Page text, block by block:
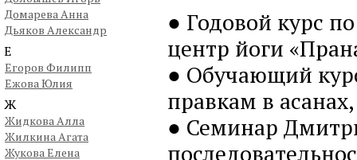
Домарева Анна
Дьяков Александр
Е
Егоров Филипп
Ежова Юлия
Ж
Жидкова Алла
Жилкина Агата
Жукова Елена
● Годовой курс
центр йоги
● Обучающий
правкам в
● Семинар